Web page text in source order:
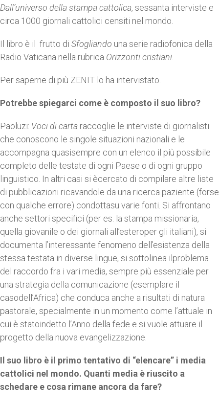
Dall’universo della stampa cattolica, sessanta interviste e
circa 1000 giornali cattolici censiti nel mondo.
Il libro è il frutto di Sfogliando una serie radiofonica della
Radio Vaticana nella rubrica Orizzonti cristiani
Per saperne di più ZENIT lo ha intervistato.
Potrebbe spiegarci come è composto il suo libro?
Paoluzi: Voci di carta raccoglie le interviste di giornalisti
che conoscono le singole situazioni nazionali e le
accompagna quasisempre con un elenco il più possibile
completo delle testate di ogni Paese o di ogni gruppo
linguistico. In altri casi si ècercato di compilare altre liste
di pubblicazioni ricavandole da una ricerca paziente (forse
con qualche errore) condottasu varie fonti. Si affrontano
anche settori specifici (per es. la stampa missionaria,
quella giovanile o dei giornali all’esteroper gli italiani), si
documenta l’interessante fenomeno dell’esistenza della
stessa testata in diverse lingue, si sottolinea ilproblema
del raccordo fra i vari media, sempre più essenziale per
una strategia della comunicazione (esemplare il
casodell’Africa) che conduca anche a risultati di natura
pastorale, specialmente in un momento come l’attuale in
cui è statoindetto l’Anno della fede e si vuole attuare il
progetto della nuova evangelizzazione.
Il suo libro è il primo tentativo di “elencare” i media
cattolici nel mondo. Quanti media è riuscito a
schedare e cosa rimane ancora da fare?